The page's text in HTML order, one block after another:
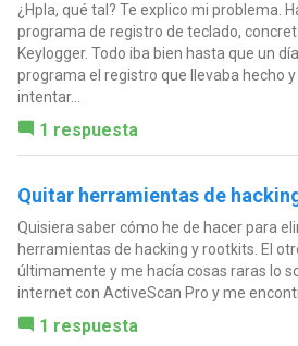
¿Hpla, qué tal? Te explico mi problema.
programa de registro de teclado,
Keylogger. Todo iba bien hasta que un
programa el registro que llevaba hecho
intentar...
1 respuesta
Quitar herramientas de
Quisiera saber cómo he de hacer para
herramientas de hacking y rootkits. El
últimamente y me hacía cosas raras lo
internet con ActiveScan Pro y me
1 respuesta